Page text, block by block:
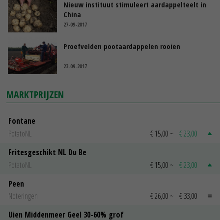
Nieuw instituut stimuleert aardappelteelt in
China
27-09-2017
Proefvelden pootaardappelen rooien
23-09-2017
MARKTPRIJZEN
Fontane
PotatoNL
€ 15,00 ~ € 23,00
Fritesgeschikt NL Du Be
PotatoNL
€ 15,00 ~ € 23,00
Peen
Noteringen
€ 26,00 ~ € 33,00
Uien Middenmeer Geel 30-60% grof